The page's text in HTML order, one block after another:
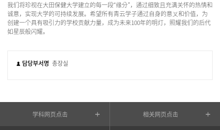
我们将珍视在大田保健大学建立的每一段“缘分”，通过细致且充满关怀的热情和
诚意，实现大学的可持续发展。希望所有青云学子通过自身的意义和价值，为
创建一个具有吸引力的学校贡献力量，成为未来100年的明灯，照耀我们的后代
如星辰般闪耀。
담당부서명 총장실
学科网页点击 相关网页点击